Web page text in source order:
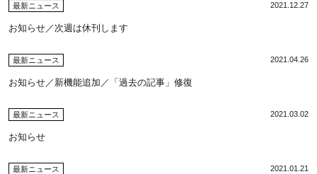
最新ニュース 2021.12.27
お知らせ／次週は休刊します
最新ニュース 2021.04.26
お知らせ／新機能追加／「過去の記事」修復
最新ニュース 2021.03.02
お知らせ
最新ニュース 2021.01.21